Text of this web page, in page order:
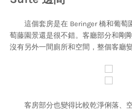
這個套房是在 Beringer 橋和葡萄
萄藤園景還是很不錯。客廳部分和剛
沒有另外一間廁所和空間，整個客廳
客房部分也變得比較乾淨俐落、